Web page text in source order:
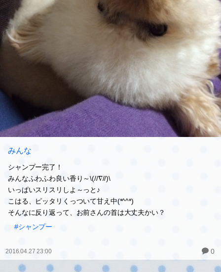
みんな
シャンプー完了！
みんなふわふわ良い香り～\(//∇//)\
いっぱいスリスリしよ～っと♪
こはる、ピッタリくっついて甘え中(*^^*)
そんなに反り返って、お前さんの首は大丈夫かい？
#シャンプー
2016.04.27 23:00 0